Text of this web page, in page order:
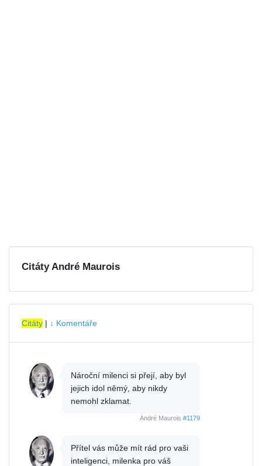
Citáty André Maurois
Citáty | ↓ Komentáře
Nároční milenci si přejí, aby byl
jejich idol němý, aby nikdy
nemohl zklamat.
André Maurois #1179
Přítel vás může mít rád pro vaši
inteligenci, milenka pro váš